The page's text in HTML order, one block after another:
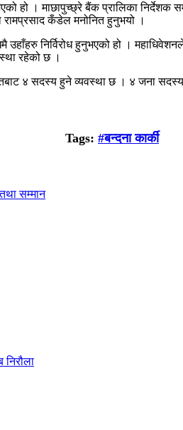
हो । माछापुच्छ्रे बैंक प्रालिका
कँडेल मनोनित हुनुभयो ।
निर्विरोध हुनुभएको हो ।
रहेको छ ।
४ सदस्य हुने व्यवस्था छ । ४ जना सदस्य
Tags: #बन्दना कार्की